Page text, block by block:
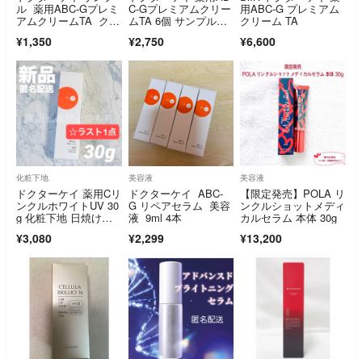
ル 薬用ABC-Gプレミ
アムクリームTA クリ
¥1,350
C-Gプレミアムクリー
ムTA 6個 サンプルセ
¥2,750
用ABC-G プレミアム
クリーム TA
¥6,600
化粧下地
ドクターケイ 薬用Cリ
ンクルホワイトUV 30
g 化粧下地 日焼け止
¥3,080
美容液
ドクターケイ ABC-
G リペアセラム 美容
液 9ml 4本
¥2,299
美容液
【限定発売】POLA リ
ンクルショットメディ
カルセラム 本体 30g
¥13,200